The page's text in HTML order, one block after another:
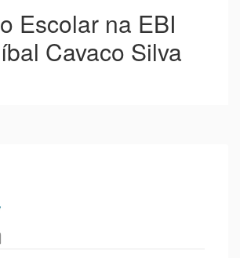
Escolar na EBI
Cavaco Silva